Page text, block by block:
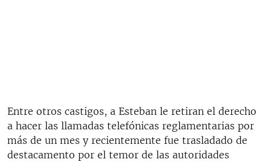
Entre otros castigos, a Esteban le retiran el derecho
a hacer las llamadas telefónicas reglamentarias por
más de un mes y recientemente fue trasladado de
destacamento por el temor de las autoridades